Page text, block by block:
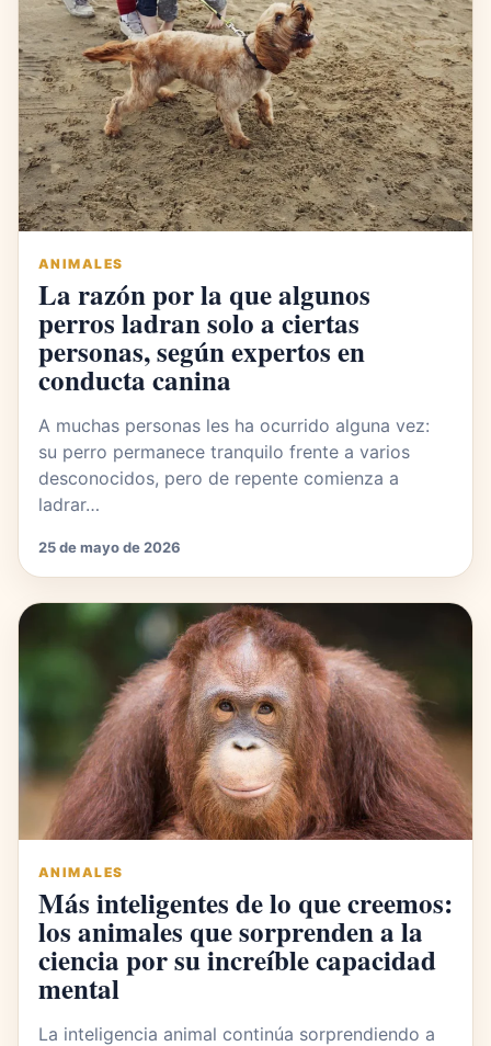
ANIMALES
La razón por la que algunos
perros ladran solo a ciertas
personas, según expertos en
conducta canina
A muchas personas les ha ocurrido alguna vez:
su perro permanece tranquilo frente a varios
desconocidos, pero de repente comienza a
ladrar…
25 de mayo de 2026
ANIMALES
Más inteligentes de lo que creemos:
los animales que sorprenden a la
ciencia por su increíble capacidad
mental
La inteligencia animal continúa sorprendiendo a